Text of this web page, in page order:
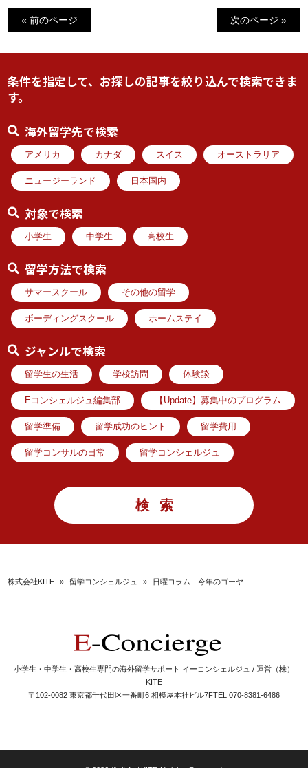
« 前のページ 次のページ »
条件を指定して、お探しの記事を絞り込んで検索できま
す。
海外留学先で検索
アメリカ カナダ スイス オーストラリア
ニュージーランド 日本国内
対象で検索
小学生 中学生 高校生
留学方法で検索
サマースクール その他の留学
ボーディングスクール ホームステイ
ジャンルで検索
留学生の生活 学校訪問 体験談
Eコンシェルジュ編集部 【Update】募集中のプログラム
留学準備 留学成功のヒント 留学費用
留学コンサルの日常 留学コンシェルジュ
株式会社KITE » 留学コンシェルジュ » 日曜コラム 今年のゴーヤ
小学生・中学生・高校生専門の海外留学サポート イーコンシェルジュ / 運営（株）
KITE
〒102-0082 東京都千代田区一番町6 相模屋本社ビル7FTEL 070-8381-6486